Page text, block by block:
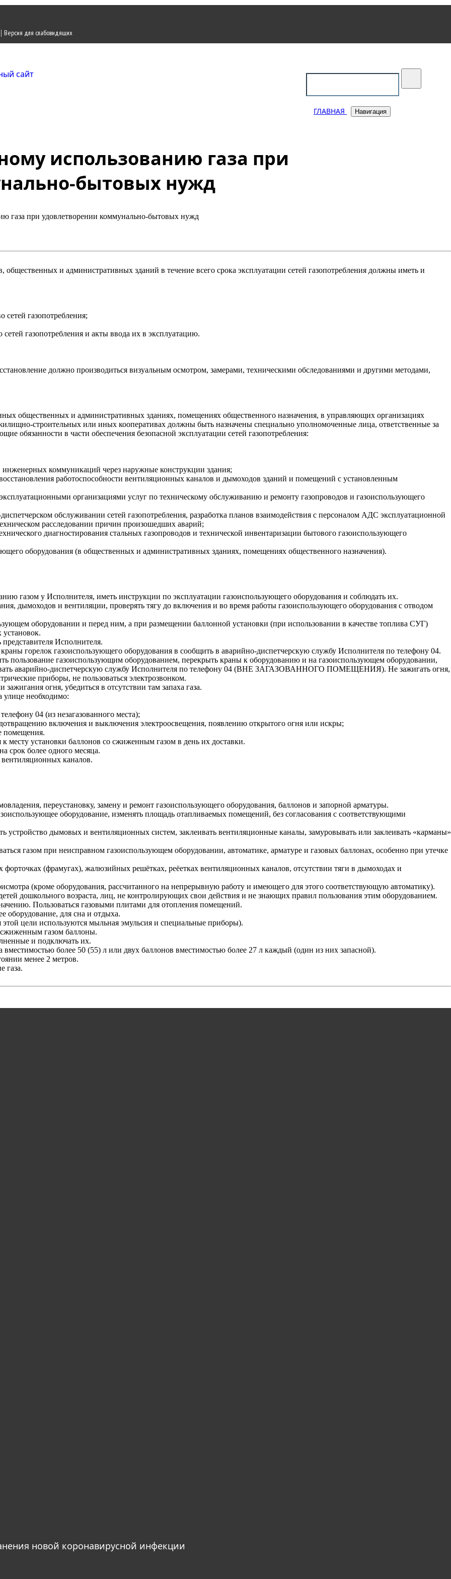
| Версия для слабовидящих
ГЛАВНАЯ Навигация
использованию газа при
бытовых нужд
газа при удовлетворении коммунально-бытовых нужд
и административных зданий в течение всего срока эксплуатации сетей газопотребления должны иметь и
газопотребления;
газопотребления и акты ввода их в эксплуатацию.
должно производиться визуальным осмотром, замерами, техническими обследованиями и другими методами,
общественных и административных зданиях, помещениях общественного назначения, в управляющих организациях
строительных или иных кооперативах должны быть назначены специально уполномоченные лица, ответственные за
обязанности в части обеспечения безопасной эксплуатации сетей газопотребления:
коммуникаций через наружные конструкции здания;
работоспособности вентиляционных каналов и дымоходов зданий и помещений с установленным
организациями услуг по техническому обслуживанию и ремонту газопроводов и газоиспользующего
обслуживании сетей газопотребления, разработка планов взаимодействия с персоналом АДС эксплуатационной
расследовании причин произошедших аварий;
диагностирования стальных газопроводов и технической инвентаризации бытового газоиспользующего
оборудования (в общественных и административных зданиях, помещениях общественного назначения).
газом у Исполнителя, иметь инструкции по эксплуатации газоиспользующего оборудования и соблюдать их.
дымоходов и вентиляции, проверять тягу до включения и во время работы газоиспользующего оборудования с отводом
оборудовании и перед ним, а при размещении баллонной установки (при использовании в качестве топлива СУГ)
Исполнителя.
горелок газоиспользующего оборудования в сообщить в аварийно-диспетчерскую службу Исполнителя по телефону 04.
пользование газоиспользующим оборудованием, перекрыть краны к оборудованию и на газоиспользующем оборудовании,
аварийно-диспетчерскую службу Исполнителя по телефону 04 (ВНЕ ЗАГАЗОВАННОГО ПОМЕЩЕНИЯ). Не зажигать огня,
приборы, не пользоваться электрозвонком.
огня, убедиться в отсутствии там запаха газа.
улице необходимо:
04 (из незагазованного места);
включения и выключения электроосвещения, появлению открытого огня или искры;
помещения.
месту установки баллонов со сжиженным газом в день их доставки.
срок более одного месяца.
каналов.
переустановку, замену и ремонт газоиспользующего оборудования, баллонов и запорной арматуры.
оборудование, изменять площадь отапливаемых помещений, без согласования с соответствующими
устройство дымовых и вентиляционных систем, заклеивать вентиляционные каналы, замуровывать или заклеивать «карманы»
газом при неисправном газоиспользующем оборудовании, автоматике, арматуре и газовых баллонах, особенно при утечке
(фрамугах), жалюзийных решётках, реёетках вентиляционных каналов, отсутствии тяги в дымоходах и
(кроме оборудования, рассчитанного на непрерывную работу и имеющего для этого соответствующую автоматику).
дошкольного возраста, лиц, не контролирующих свои действия и не знающих правил пользования этим оборудованием.
Пользоваться газовыми плитами для отопления помещений.
оборудование, для сна и отдыха.
цели используются мыльная эмульсия и специальные приборы).
газом баллоны.
и подключать их.
более 50 (55) л или двух баллонов вместимостью более 27 л каждый (один из них запасной).
менее 2 метров.
газа.
новой коронавирусной инфекции